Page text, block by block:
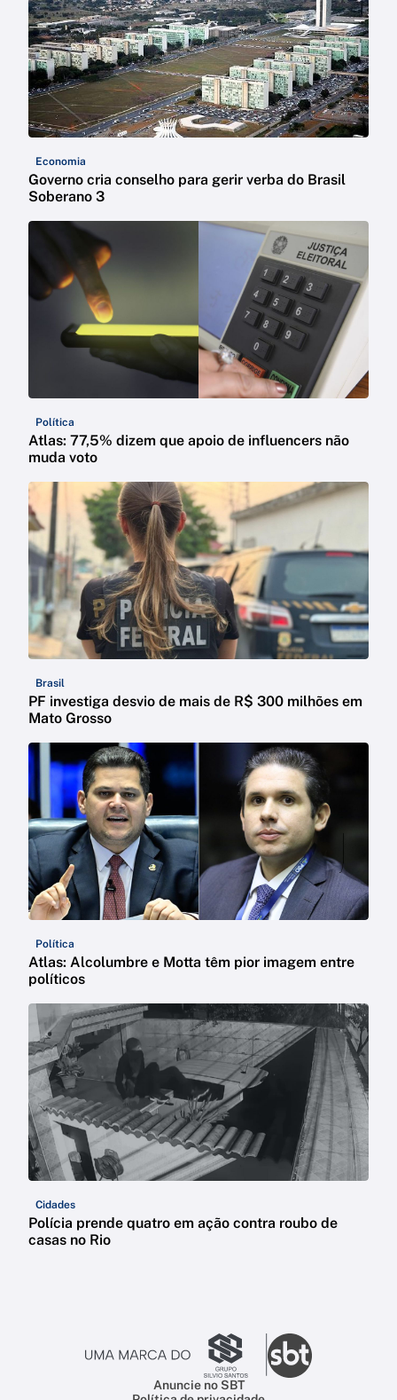
Economia
Governo cria conselho para gerir verba do Brasil
Soberano 3
Política
Atlas: 77,5% dizem que apoio de influencers não
muda voto
Brasil
PF investiga desvio de mais de R$ 300 milhões em
Mato Grosso
Política
Atlas: Alcolumbre e Motta têm pior imagem entre
políticos
Cidades
Polícia prende quatro em ação contra roubo de
casas no Rio
Anuncie no SBT